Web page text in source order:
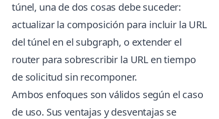
túnel, una de dos cosas debe suceder:
actualizar la composición para incluir la URL
del túnel en el subgraph, o extender el
router para sobrescribir la URL en tiempo
de solicitud sin recomponer.
Ambos enfoques son válidos según el caso
de uso. Sus ventajas y desventajas se